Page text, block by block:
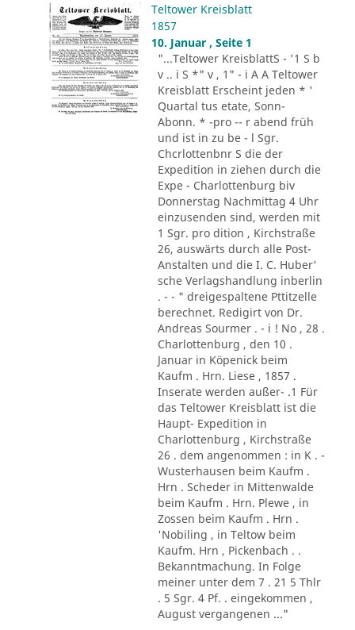
Teltower Kreisblatt
1857
10. Januar , Seite 1
"...Teltower KreisblattS - '1 S b
v .. i S *" v , 1" - i A A Teltower
Kreisblatt Erscheint jeden * '
Quartal tus etate, Sonn-
Abonn. * -pro -- r abend früh
und ist in zu be - l Sgr.
Chcrlottenbnr S die der
Expedition in ziehen durch die
Expe - Charlottenburg biv
Donnerstag Nachmittag 4 Uhr
einzusenden sind, werden mit
1 Sgr. pro dition , Kirchstraße
26, auswärts durch alle Post-
Anstalten und die I. C. Huber'
sche Verlagshandlung inberlin
. - - " dreigespaltene Pttitzelle
berechnet. Redigirt von Dr.
Andreas Sourmer . - i ! No , 28 .
Charlottenburg , den 10 .
Januar in Köpenick beim
Kaufm . Hrn. Liese , 1857 .
Inserate werden außer- .1 Für
das Teltower Kreisblatt ist die
Haupt- Expedition in
Charlottenburg , Kirchstraße
26 . dem angenommen : in K . -
Wusterhausen beim Kaufm .
Hrn . Scheder in Mittenwalde
beim Kaufm . Hrn. Plewe , in
Zossen beim Kaufm . Hrn .
'Nobiling , in Teltow beim
Kaufm. Hrn , Pickenbach . .
Bekanntmachung. In Folge
meiner unter dem 7 . 21 5 Thlr
. 5 Sgr. 4 Pf. . eingekommen ,
August vergangenen ..."